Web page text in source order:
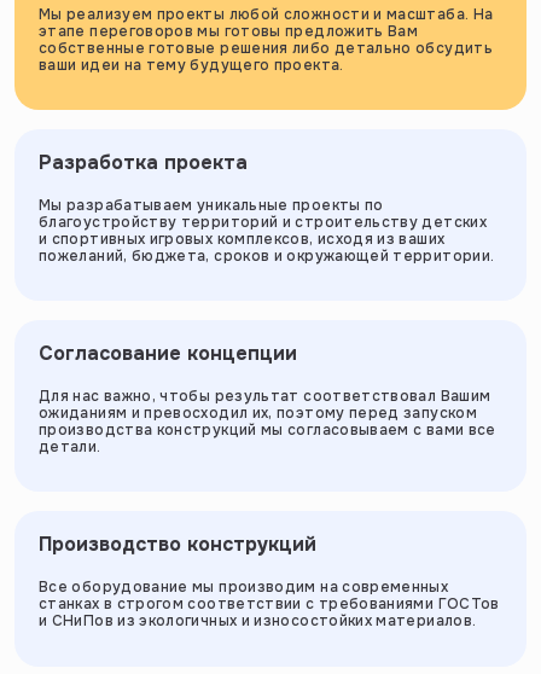
Мы реализуем проекты любой сложности и масштаба. На
этапе переговоров мы готовы предложить Вам
собственные готовые решения либо детально обсудить
ваши идеи на тему будущего проекта.
Разработка проекта
Мы разрабатываем уникальные проекты по
благоустройству территорий и строительству детских
и спортивных игровых комплексов, исходя из ваших
пожеланий, бюджета, сроков и окружающей территории.
Согласование концепции
Для нас важно, чтобы результат соответствовал Вашим
ожиданиям и превосходил их, поэтому перед запуском
производства конструкций мы согласовываем с вами все
детали.
Производство конструкций
Все оборудование мы производим на современных
станках в строгом соответствии с требованиями ГОСТов
и СНиПов из экологичных и износостойких материалов.